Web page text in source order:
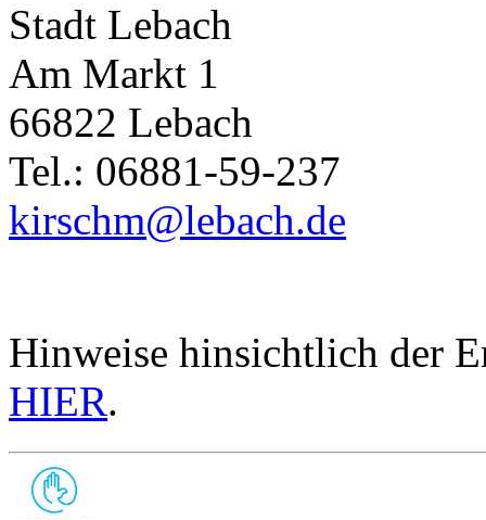
Stadt Lebach
Am Markt 1
66822 Lebach
Tel.: 06881-59-237
kirschm@lebach.de
Hinweise hinsichtlich der
HIER.